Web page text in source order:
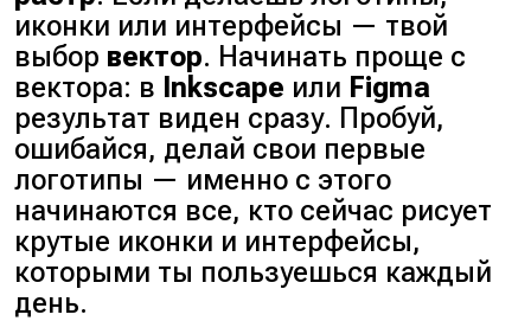
иконки или интерфейсы — твой
выбор вектор. Начинать проще с
вектора: в Inkscape или Figma
результат виден сразу. Пробуй,
ошибайся, делай свои первые
логотипы — именно с этого
начинаются все, кто сейчас рисует
крутые иконки и интерфейсы,
которыми ты пользуешься каждый
день.